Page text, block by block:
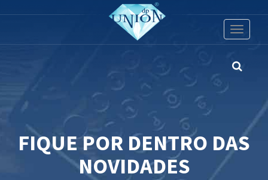
Toggle
FIQUE POR DENTRO DAS
NOVIDADES